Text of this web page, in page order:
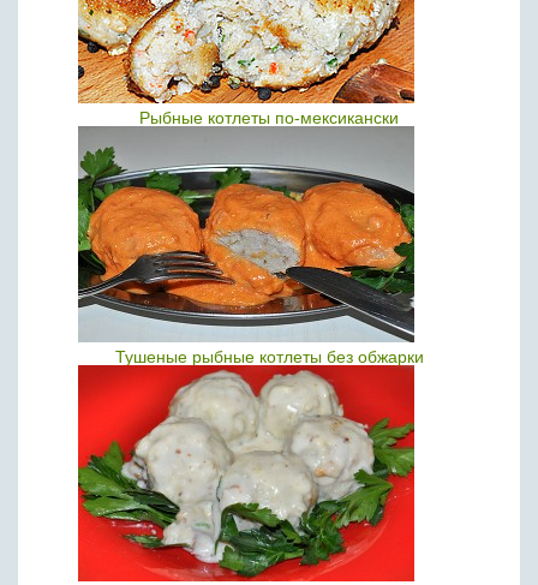
Рыбные котлеты по-мексикански
Тушеные рыбные котлеты без обжарки